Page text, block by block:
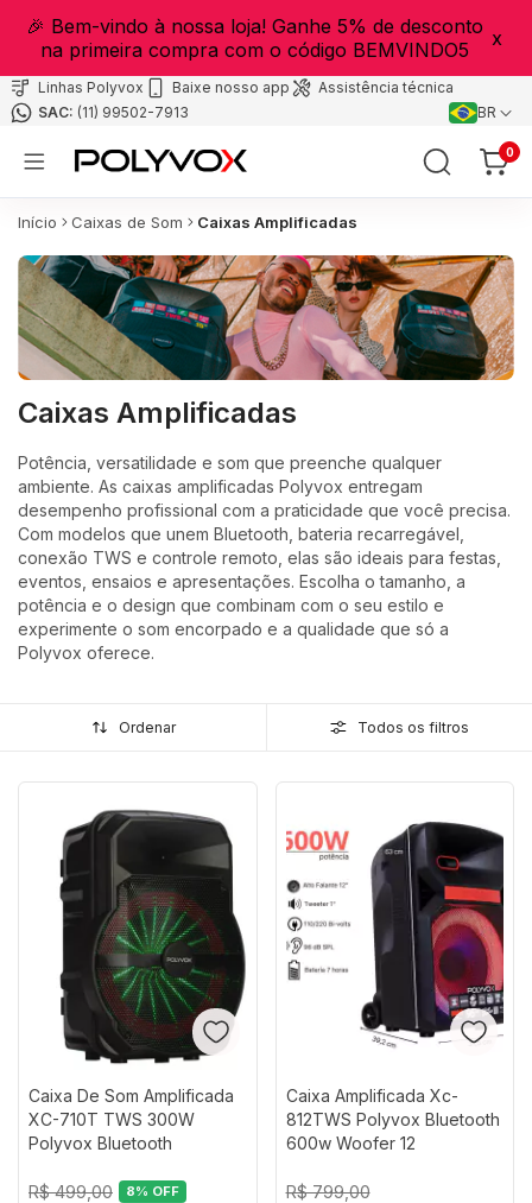
🎉 Bem-vindo à nossa loja! Ganhe 5% de desconto
na primeira compra com o código BEMVINDO5
x
Linhas Polyvox Baixe nosso app
Assistência técnica
(11) 99502-7913
BR
0
Início Caixas de Som Caixas Amplificadas
Caixas Amplificadas
Potência, versatilidade e som que preenche qualquer
ambiente. As caixas amplificadas Polyvox entregam
desempenho profissional com a praticidade que você precisa.
Com modelos que unem Bluetooth, bateria recarregável,
conexão TWS e controle remoto, elas são ideais para festas,
eventos, ensaios e apresentações. Escolha o tamanho, a
potência e o design que combinam com o seu estilo e
experimente o som encorpado e a qualidade que só a
Polyvox oferece.
Ordenar Todos os filtros
Caixa De Som Amplificada
XC-710T TWS 300W
Polyvox Bluetooth
8% OFF
R$ 499,00
Caixa Amplificada Xc-
812TWS Polyvox Bluetooth
600w Woofer 12
R$ 799,00